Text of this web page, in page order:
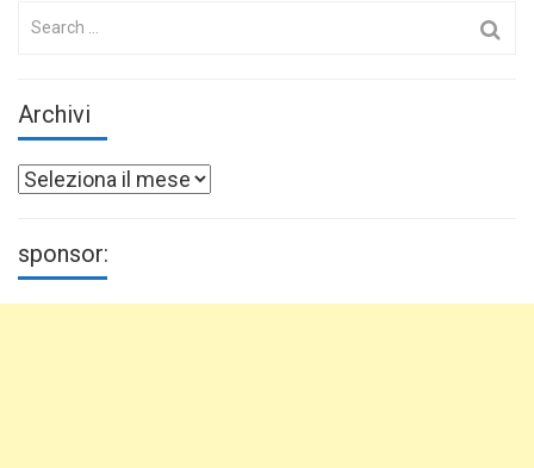
Search
Archivi
Archivi
sponsor: